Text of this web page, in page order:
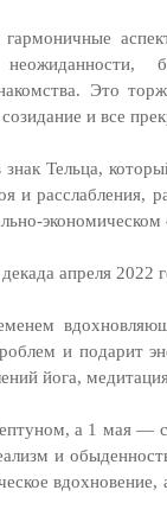
гармоничные
Это
и все
Тельца,
и расслабления,
экономическом
апреля 2022
и подарит
йога,
а 1 мая —
и